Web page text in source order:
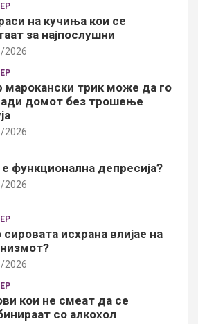
на кучиња кои се
за најпослушни
2026
марокански трик може да го
домот без трошење
2026
функционална депресија?
2026
сировата исхрана влијае на
2026
кои не смеат да се
со алкохол